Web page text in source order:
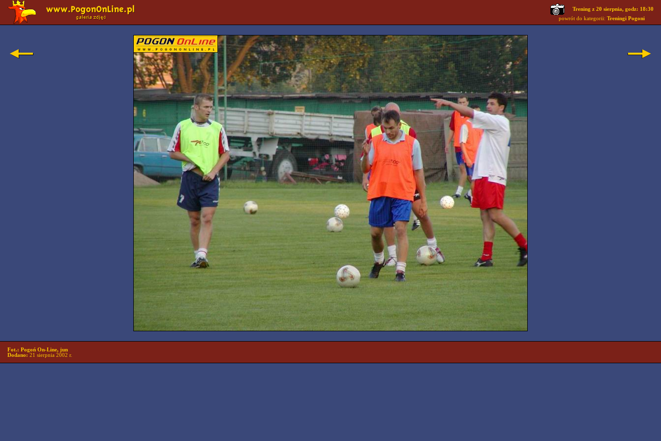
Trening z 20 sierpnia, godz: 18:30
powrót do kategorii: Treningi Pogoni
Fot.: Pogoń On-Line, jun
Dodano: 21 sierpnia 2002 r.